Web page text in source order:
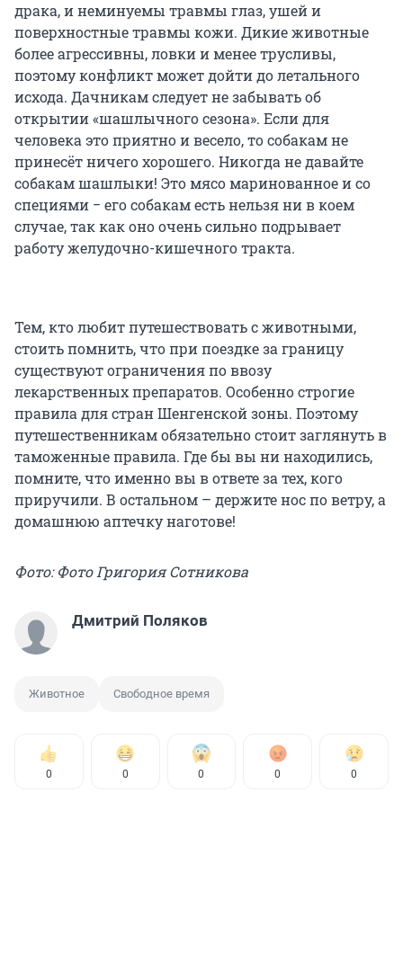
драка, и неминуемы травмы глаз, ушей и
поверхностные травмы кожи. Дикие животные
более агрессивны, ловки и менее трусливы,
поэтому конфликт может дойти до летального
исхода. Дачникам следует не забывать об
открытии «шашлычного сезона». Если для
человека это приятно и весело, то собакам не
принесёт ничего хорошего. Никогда не давайте
собакам шашлыки! Это мясо маринованное и со
специями − его собакам есть нельзя ни в коем
случае, так как оно очень сильно подрывает
работу желудочно-кишечного тракта.
Тем, кто любит путешествовать с животными,
стоить помнить, что при поездке за границу
существуют ограничения по ввозу
лекарственных препаратов. Особенно строгие
правила для стран Шенгенской зоны. Поэтому
путешественникам обязательно стоит заглянуть в
таможенные правила. Где бы вы ни находились,
помните, что именно вы в ответе за тех, кого
приручили. В остальном – держите нос по ветру, а
домашнюю аптечку наготове!
Фото: Фото Григория Сотникова
Дмитрий Поляков
Животное Свободное время
0 0 0 0 0